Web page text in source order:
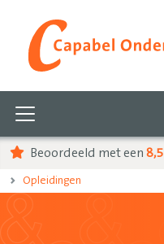
Beoordeeld met een 8,5
Opleidingen